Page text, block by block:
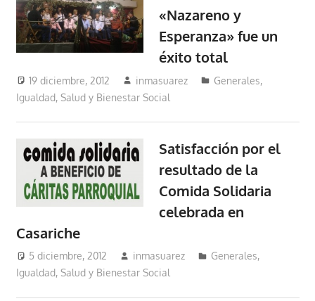
«Nazareno y
Esperanza» fue un
éxito total
19 diciembre, 2012 inmasuarez Generales,
Igualdad, Salud y Bienestar Social
Satisfacción por el
resultado de la
Comida Solidaria
celebrada en
Casariche
5 diciembre, 2012 inmasuarez Generales,
Igualdad, Salud y Bienestar Social